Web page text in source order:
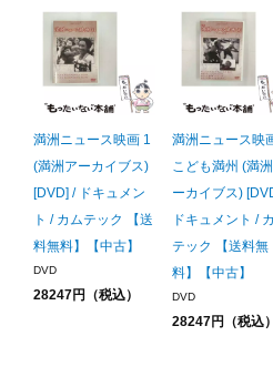
満洲ニュース映画 1
(満洲アーカイブス)
[DVD] / ドキュメン
ト / カムテック 【送
料無料】【中古】
DVD
28247円（税込）
満洲ニュース映
こども満州 (満
ーカイブス)
ドキュメント /
テック 【送料無
料】【中古】
DVD
28247円（税込）